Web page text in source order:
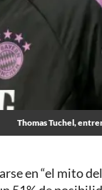
Thomas Tuchel,
en “el mito del